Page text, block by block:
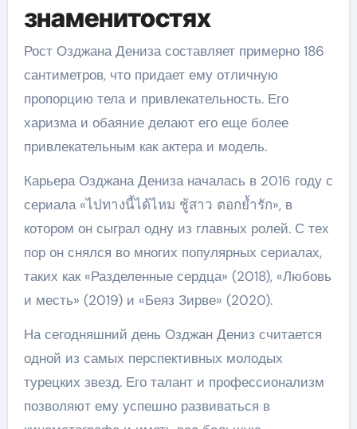
знаменитостях
Рост Озджана Дениза составляет примерно 186
сантиметров, что придает ему отличную
пропорцию тела и привлекательность. Его
харизма и обаяние делают его еще более
привлекательным как актера и модель.
Карьера Озджана Дениза началась в 2016 году с
сериала «ไปทางนี้ได้ไหม ชู้สาว ตอกย้ำรัก», в
котором он сыграл одну из главных ролей. С тех
пор он снялся во многих популярных сериалах,
таких как «Разделенные сердца» (2018), «Любовь
и месть» (2019) и «Беяз Зирве» (2020).
На сегодняшний день Озджан Дениз считается
одной из самых перспективных молодых
турецких звезд. Его талант и профессионализм
позволяют ему успешно развиваться в